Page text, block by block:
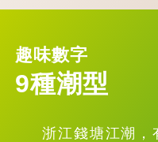
趣味數字
9種潮型
浙江錢塘江潮，